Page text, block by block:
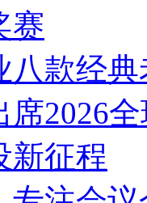
赛
八款经
席2026
新征程